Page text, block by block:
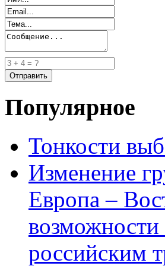
Популярное
Тонкости
Изменение
Европа –
российским